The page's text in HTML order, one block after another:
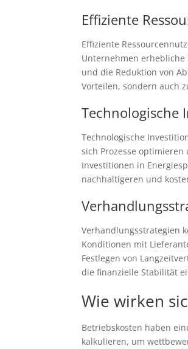
Effiziente
Effiziente
Unternehmen
und die Reduktion von
Vorteilen, sondern auch
Technologische
Technologische
sich Prozesse
Investitionen in
nachhaltigeren und
Verhandlungsstrategien
Konditionen mit
Festlegen von
die finanzielle Stabilität
Wie wirken
Betriebskosten haben
kalkulieren, um